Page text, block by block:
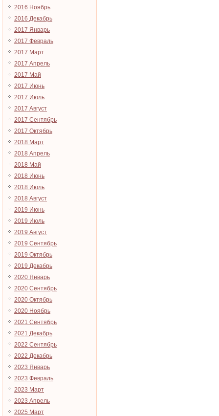
2016 Ноябрь
2016 Декабрь
2017 Январь
2017 Февраль
2017 Март
2017 Апрель
2017 Май
2017 Июнь
2017 Июль
2017 Август
2017 Сентябрь
2017 Октябрь
2018 Март
2018 Апрель
2018 Май
2018 Июнь
2018 Июль
2018 Август
2019 Июнь
2019 Июль
2019 Август
2019 Сентябрь
2019 Октябрь
2019 Декабрь
2020 Январь
2020 Сентябрь
2020 Октябрь
2020 Ноябрь
2021 Сентябрь
2021 Декабрь
2022 Сентябрь
2022 Декабрь
2023 Январь
2023 Февраль
2023 Март
2023 Апрель
2025 Март